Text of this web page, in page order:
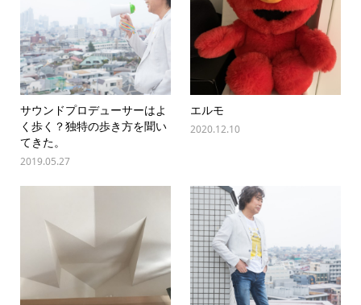
サウンドプロデューサーはよ
く歩く？独特の歩き方を聞い
てきた。
2019.05.27
エルモ
2020.12.10